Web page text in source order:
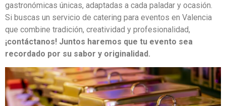
gastronómicas únicas, adaptadas a cada paladar y ocasión.
Si buscas un servicio de catering para eventos en Valencia
que combine tradición, creatividad y profesionalidad,
¡contáctanos! Juntos haremos que tu evento sea
recordado por su sabor y originalidad.